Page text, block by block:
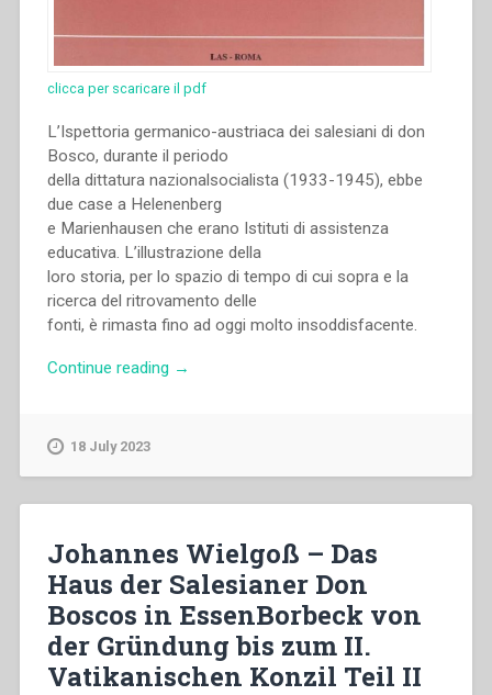
clicca per scaricare il pdf
L’Ispettoria germanico-austriaca dei salesiani di don
Bosco, durante il periodo
della dittatura nazionalsocialista (1933-1945), ebbe
due case a Helenenberg
e Marienhausen che erano Istituti di assistenza
educativa. L’illustrazione della
loro storia, per lo spazio di tempo di cui sopra e la
ricerca del ritrovamento delle
fonti, è rimasta fino ad oggi molto insoddisfacente.
Continue reading “Johannes
della
dittatura
nazionalsocialista.
L’esempio
della
“Eduardstift”
→
18 July 2023
Johannes Wielgoß – Das
Haus der Salesianer Don
Boscos in EssenBorbeck von
der Gründung bis zum II.
Vatikanischen Konzil Teil II